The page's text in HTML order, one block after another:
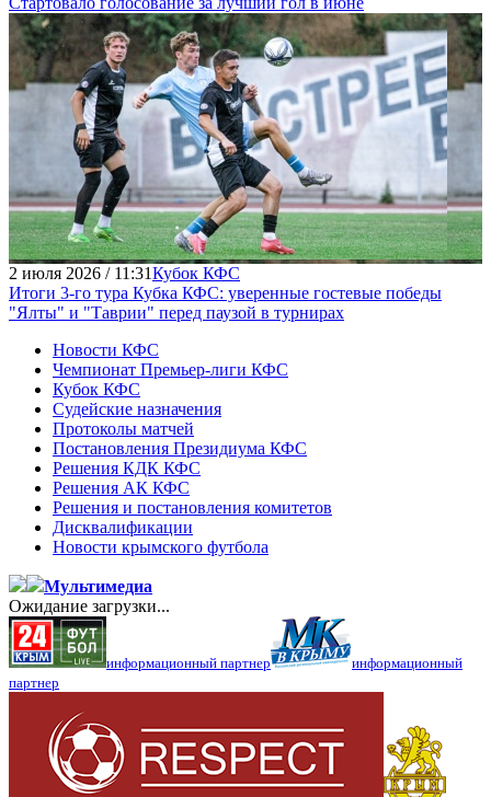
2 июля 2026 / 11:31Кубок КФС
Итоги 3-го тура Кубка КФС: уверенные гостевые победы
"Ялты" и "Таврии" перед паузой в турнирах
Новости КФС
Чемпионат Премьер-лиги КФС
Кубок КФС
Судейские назначения
Протоколы матчей
Постановления Президиума КФС
Решения КДК КФС
Решения АК КФС
Решения и постановления комитетов
Дисквалификации
Новости крымского футбола
Мультимедиа
Ожидание загрузки...
информационный партнер
информационный
партнер